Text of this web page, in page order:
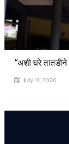
“अशी घरे तातडीने
July 11, 2020